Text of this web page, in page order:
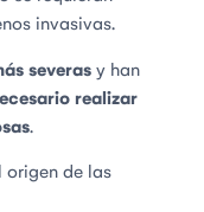
invasivas.
severas y han
realizar
.
origen de las